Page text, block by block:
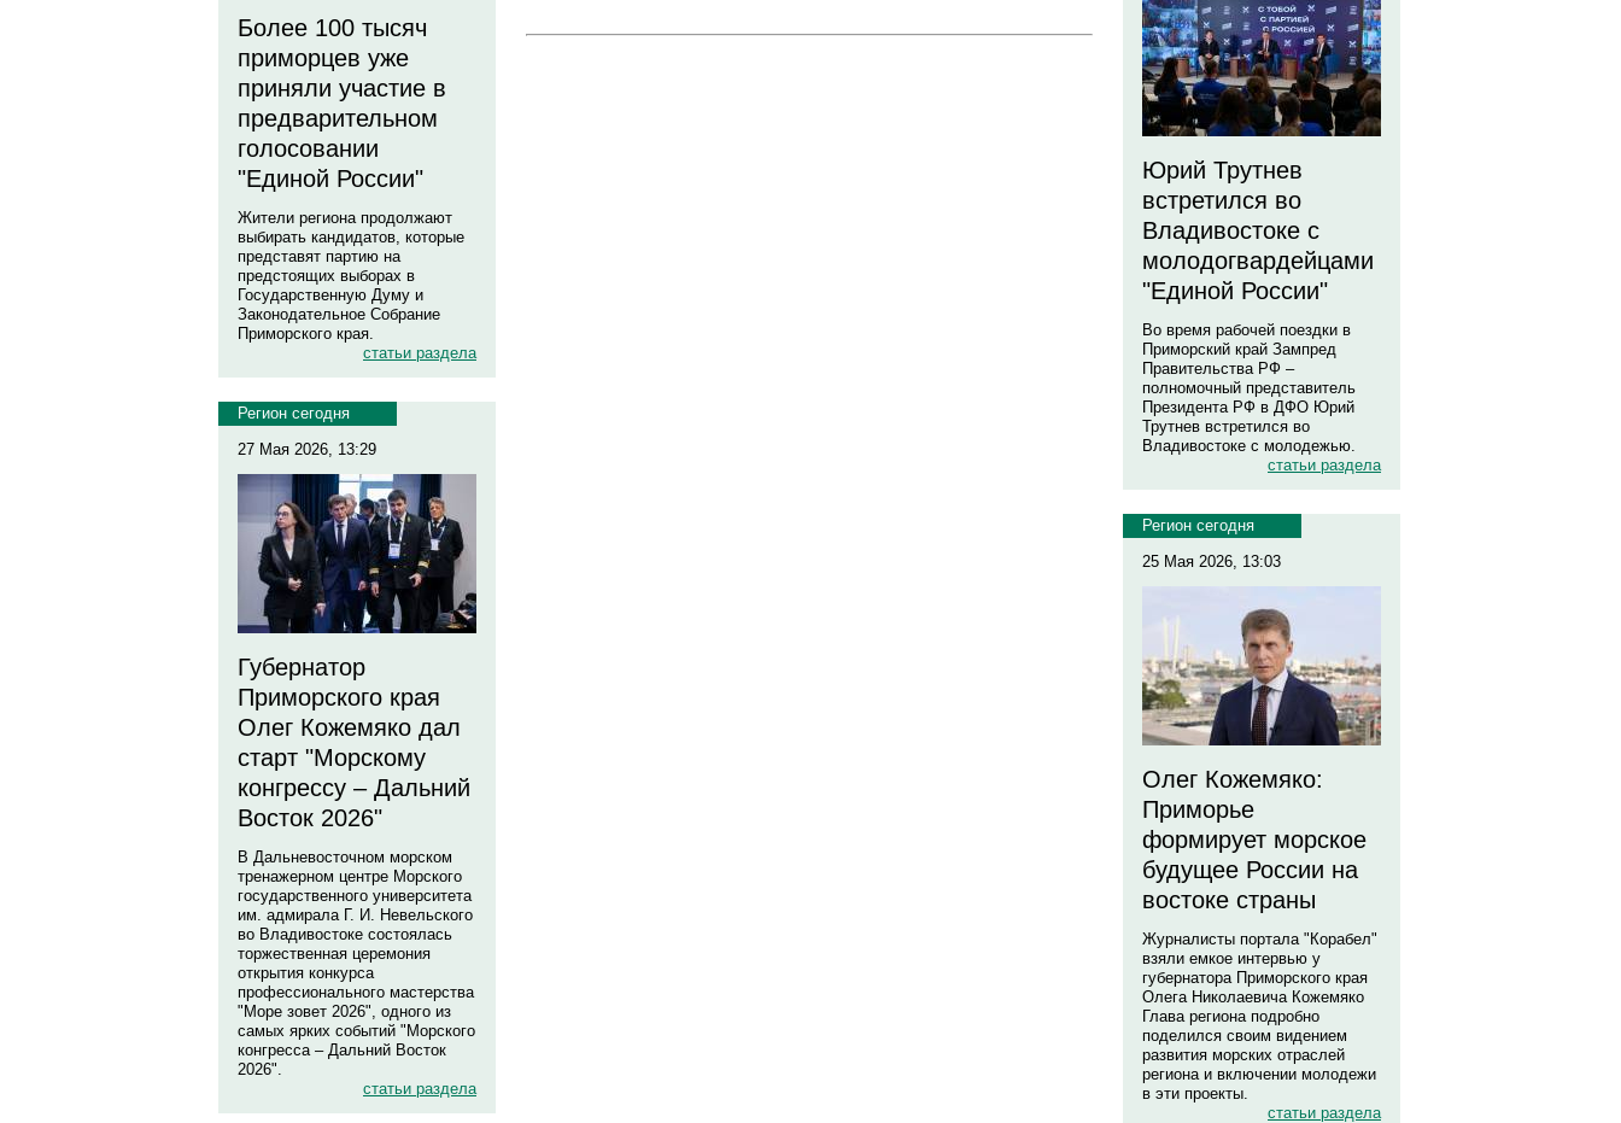
Более 100 тысяч
приморцев уже
приняли участие в
предварительном
голосовании
"Единой России"
Жители региона продолжают
выбирать кандидатов, которые
представят партию на
предстоящих выборах в
Государственную Думу и
Законодательное Собрание
Приморского края.
статьи раздела
Регион сегодня
27 Мая 2026, 13:29
Губернатор
Приморского края
Олег Кожемяко дал
старт "Морскому
конгрессу – Дальний
Восток 2026"
В Дальневосточном морском
тренажерном центре Морского
государственного университета
им. адмирала Г. И. Невельского
во Владивостоке состоялась
торжественная церемония
открытия конкурса
профессионального мастерства
"Море зовет 2026", одного из
самых ярких событий "Морского
конгресса – Дальний Восток
2026".
статьи раздела
Юрий Трутнев
встретился во
Владивостоке с
молодогвардейцами
"Единой России"
Во время рабочей поездки в
Приморский край Зампред
Правительства РФ –
полномочный представитель
Президента РФ в ДФО Юрий
Трутнев встретился во
Владивостоке с молодежью.
статьи раздела
Регион сегодня
25 Мая 2026, 13:03
Олег Кожемяко:
Приморье
формирует морское
будущее России на
востоке страны
Журналисты портала "Корабел"
взяли емкое интервью у
губернатора Приморского края
Олега Николаевича Кожемяко
Глава региона подробно
поделился своим видением
развития морских отраслей
региона и включении молодежи
в эти проекты.
статьи раздела